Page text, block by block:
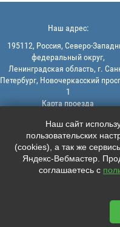
Наш адрес:
195112, Россия, Северо-
федеральный округ,
Ленинградская область, г.
Петербург, Новочеркасский
1
Карта проезда
Мы в соцсетях:
    
Наш сайт
пользовательских
(cookies), а так же
Яндекс-Вебмастер.
соглашаетесь с